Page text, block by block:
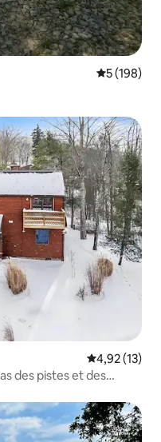
Évaluation
5 (198)
Évaluation
4,92 (13)
des pistes et des